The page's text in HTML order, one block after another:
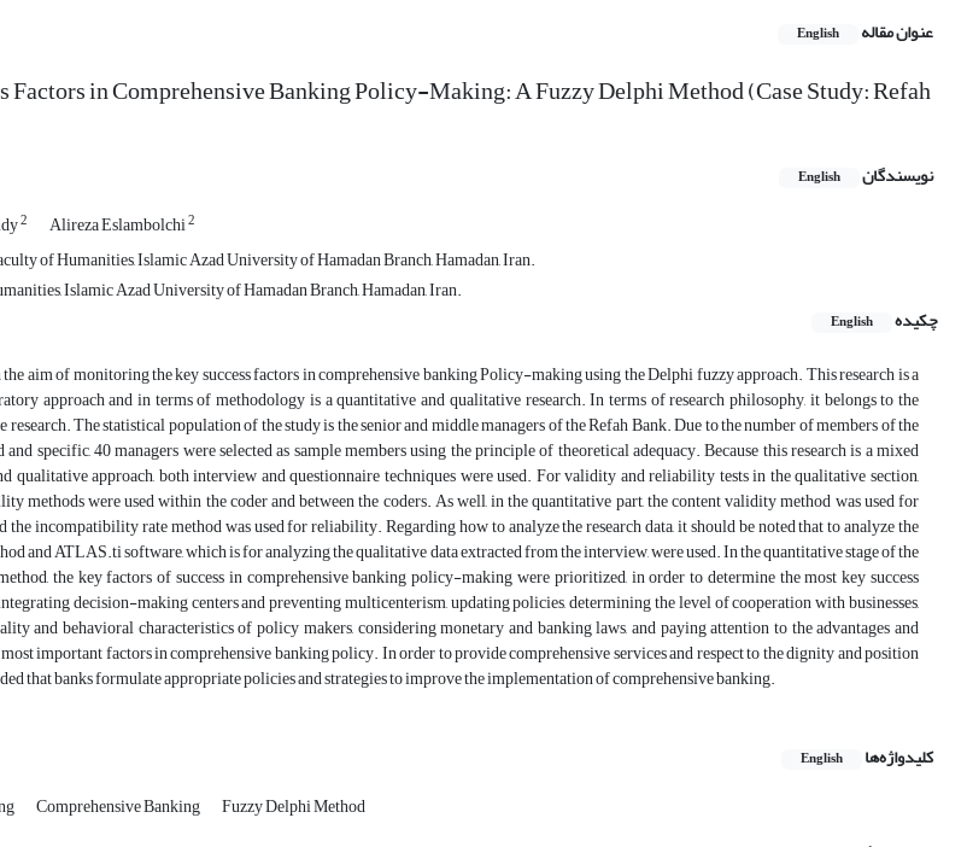
عنوان مقاله English
in Comprehensive Banking Policy-Making: A Fuzzy Delphi Method (Case Study: Refah
نویسندگان English
2 Alireza Eslambolchi2
of Humanities, Islamic Azad University of Hamadan Branch, Hamadan, Iran.
Islamic Azad University of Hamadan Branch, Hamadan, Iran.
چکیده
English
aim of monitoring the key success factors in comprehensive banking Policy-making using the Delphi fuzzy approach. This research is a
approach and in terms of methodology is a quantitative and qualitative research. In terms of research philosophy, it belongs to the
The statistical population of the study is the senior and middle managers of the Refah Bank. Due to the number of members of the
specific, 40 managers were selected as sample members using the principle of theoretical adequacy. Because this research is a mixed
qualitative approach, both interview and questionnaire techniques were used. For validity and reliability tests in the qualitative section,
methods were used within the coder and between the coders. As well, in the quantitative part, the content validity method was used for
incompatibility rate method was used for reliability. Regarding how to analyze the research data, it should be noted that to analyze the
and ATLAS.ti software, which is for analyzing the qualitative data extracted from the interview, were used. In the quantitative stage of the
the key factors of success in comprehensive banking policy-making were prioritized, in order to determine the most key success
decision-making centers and preventing multicenterism, updating policies, determining the level of cooperation with businesses,
and behavioral characteristics of policy makers, considering monetary and banking laws, and paying attention to the advantages and
important factors in comprehensive banking policy. In order to provide comprehensive services and respect to the dignity and position
that banks formulate appropriate policies and strategies to improve the implementation of comprehensive banking.
کلیدواژه‌ها English
Comprehensive Banking Fuzzy Delphi Method